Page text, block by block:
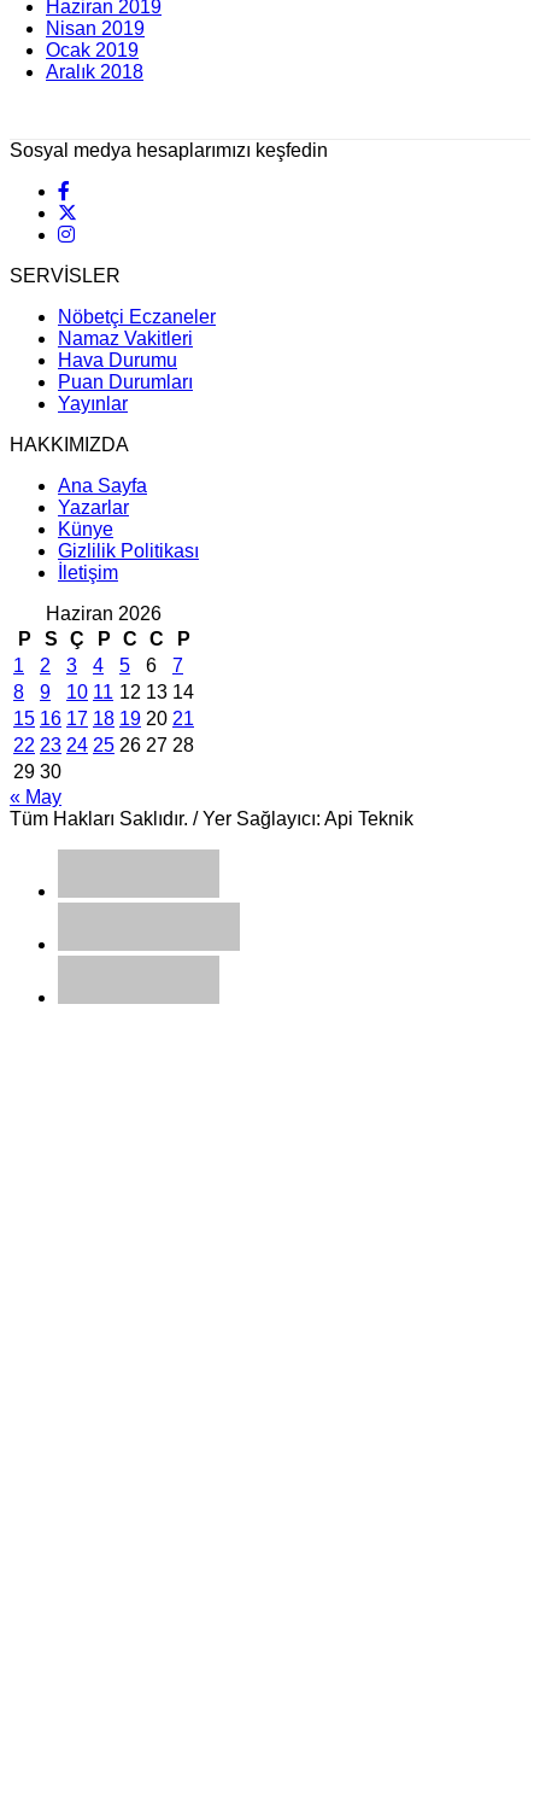
Haziran 2019
Nisan 2019
Ocak 2019
Aralık 2018
Sosyal medya hesaplarımızı keşfedin
SERVİSLER
Nöbetçi Eczaneler
Namaz Vakitleri
Hava Durumu
Puan Durumları
Yayınlar
HAKKIMIZDA
Ana Sayfa
Yazarlar
Künye
Gizlilik Politikası
İletişim
Haziran 2026
P
S Ç P C C
P
1
2 3 4 5 6
7
8
9 10 11 12 13 14
15 16 17 18 19 20 21
22 23 24 25 26 27 28
29 30
« May
Tüm Hakları Saklıdır. / Yer Sağlayıcı: Api Teknik